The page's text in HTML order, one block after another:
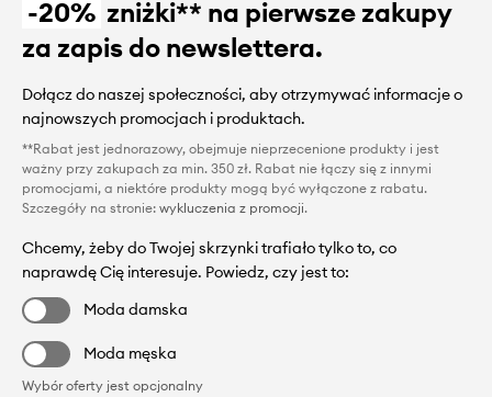
-20% zniżki** na pierwsze zakupy
za zapis do newslettera.
Dołącz do naszej społeczności, aby otrzymywać informacje o
najnowszych promocjach i produktach.
**Rabat jest jednorazowy, obejmuje nieprzecenione produkty i jest
ważny przy zakupach za min. 350 zł. Rabat nie łączy się z innymi
promocjami, a niektóre produkty mogą być wyłączone z rabatu.
Szczegóły na stronie: wykluczenia z promocji.
Chcemy, żeby do Twojej skrzynki trafiało tylko to, co
naprawdę Cię interesuje. Powiedz, czy jest to:
Moda damska
Moda męska
Wybór oferty jest opcjonalny